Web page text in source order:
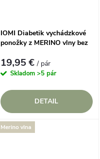
IOMI Diabetik vychádzkové
ponožky z MERINO vlny bez
19,95 €/ pár
Skladom >5 pár
DETAIL
Merino vlna